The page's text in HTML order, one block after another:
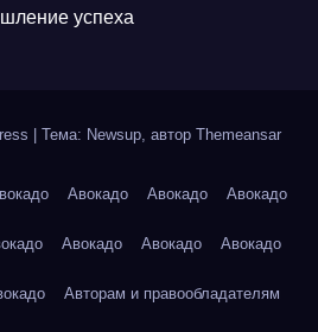
успеха
| Тема: Newsup, автор Themeansar
Авокадо Авокадо Авокадо
Авокадо Авокадо Авокадо
Авторам и правообладателям